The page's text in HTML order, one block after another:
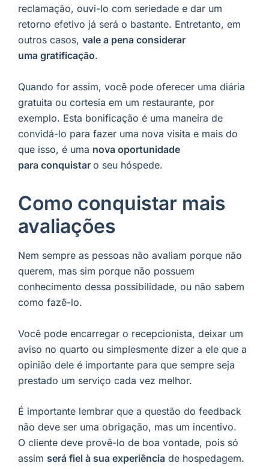
reclamação, ouvi-lo com seriedade e dar um
retorno efetivo já será o bastante. Entretanto, em
outros casos, vale a pena considerar
uma gratificação.
Quando for assim, você pode oferecer uma diária
gratuita ou cortesia em um restaurante, por
exemplo. Esta bonificação é uma maneira de
convidá-lo para fazer uma nova visita e mais do
que isso, é uma nova oportunidade
para conquistar o seu hóspede.
Como conquistar mais
avaliações
Nem sempre as pessoas não avaliam porque não
querem, mas sim porque não possuem
conhecimento dessa possibilidade, ou não sabem
como fazê-lo.
Você pode encarregar o recepcionista, deixar um
aviso no quarto ou simplesmente dizer a ele que a
opinião dele é importante para que sempre seja
prestado um serviço cada vez melhor.
É importante lembrar que a questão do feedback
não deve ser uma obrigação, mas um incentivo.
O cliente deve provê-lo de boa vontade, pois só
assim será fiel à sua experiência de hospedagem.